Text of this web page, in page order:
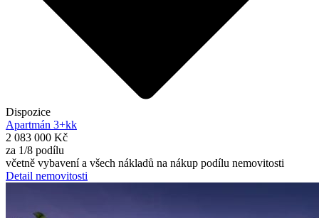
Dispozice
Apartmán 3+kk
2 083 000 Kč
za 1/8 podílu
včetně vybavení a všech nákladů na nákup podílu nemovitosti
Detail nemovitosti